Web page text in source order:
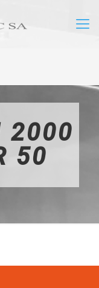
2000
50